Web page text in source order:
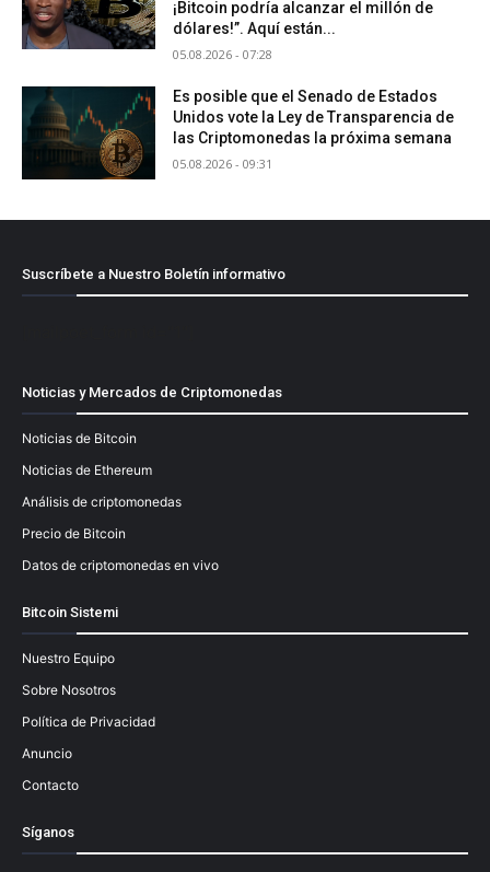
¡Bitcoin podría alcanzar el millón de
dólares!”. Aquí están...
05.08.2026 - 07:28
Es posible que el Senado de Estados
Unidos vote la Ley de Transparencia de
las Criptomonedas la próxima semana
05.08.2026 - 09:31
Suscríbete a Nuestro Boletín informativo
Noticias y Mercados de Criptomonedas
Noticias de Bitcoin
Noticias de Ethereum
Análisis de criptomonedas
Precio de Bitcoin
Datos de criptomonedas en vivo
Bitcoin Sistemi
Nuestro Equipo
Sobre Nosotros
Política de Privacidad
Anuncio
Contacto
Síganos